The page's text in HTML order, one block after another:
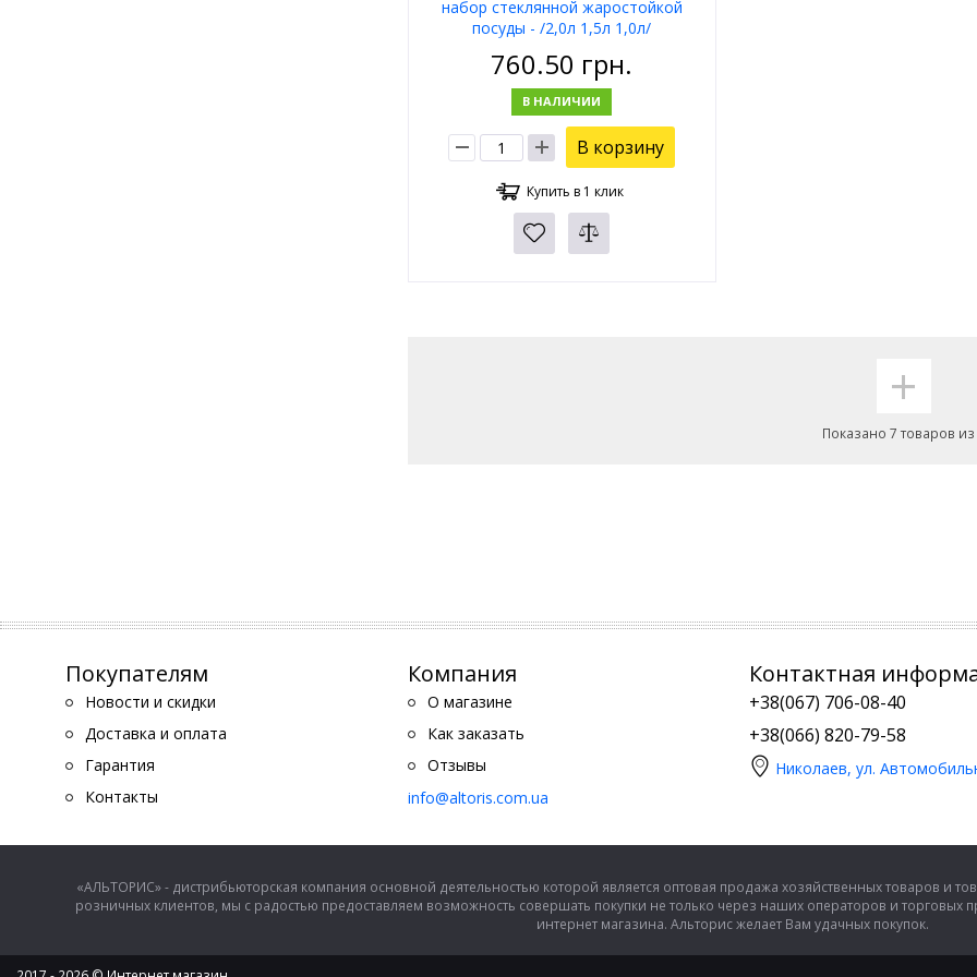
набор стеклянной жаростойкой
посуды - /2,0л 1,5л 1,0л/
760.50 грн.
В НАЛИЧИИ
В корзину
Купить в 1 клик
+
Показано 7 товаров из
Покупателям
Новости и скидки
Доставка и оплата
Гарантия
Контакты
Компания
О магазине
Как заказать
Отзывы
info@altoris.com.ua
Контактная
+38(067) 706-08-40
+38(066) 820-79-58
Николаев, ул.
«АЛЬТОРИС» - дистрибьюторская компания основной деятельностью которой является оптовая продажа хозяйственных товаров и
розничных клиентов, мы с радостью предоставляем возможность совершать покупки не только через наших операторов и
интернет магазина. Альторис желает Вам удачных покупок.